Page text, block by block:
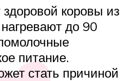
коровы из
до 90
питание.
стать причиной